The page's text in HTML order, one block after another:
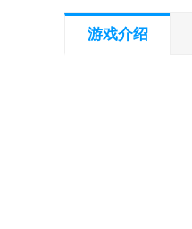
游戏介绍